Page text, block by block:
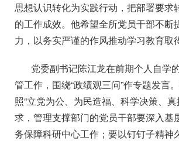
思想认识转化为实践行动，把部署要求
的工作成效。他希望全所党员干部不断
力，以务实严谨的作风推动学习教育取
党委副书记陈江龙在前期个人自学
管工作，围绕“政绩观三问”作专题发言
照“立党为公、为民造福、科学决策、
求，管理支撑部门的党员干部要深入基
务保障科研中心工作；要以钉钉子精神